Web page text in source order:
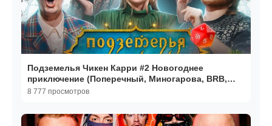
Подземелья Чикен Карри #2 Новогоднее
приключение (Поперечный, Миногарова, BRB,
Гудков, Кукушкин)
8 777 просмотров